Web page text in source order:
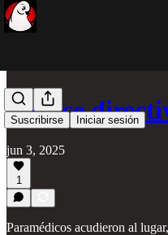
Suscribirse Iniciar sesión
Fallece
jun 3, 2025
1
Paramédicos acudieron al